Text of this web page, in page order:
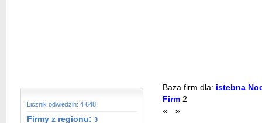
Licznik odwiedzin: 4 648
Firmy z regionu: 3
Baza firm dla: istebna
Firm 2
«
»